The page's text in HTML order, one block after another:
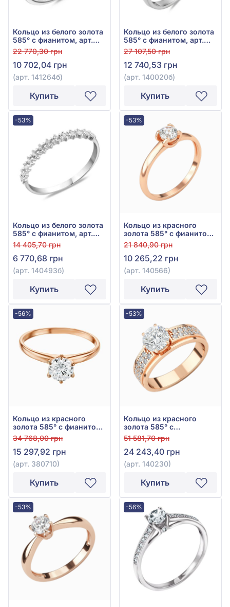
Кольцо из белого золота
585° с фианитом, арт.
141264б
22 770,30 грн
10 702,04 грн
(арт. 141264б)
Купить
Кольцо из белого золота
585° с фианитом, арт.
140020б
27 107,50 грн
12 740,53 грн
(арт. 140020б)
Купить
-53%
Кольцо из белого золота
585° с фианитом, арт.
140493б
14 405,70 грн
6 770,68 грн
(арт. 140493б)
Купить
-53%
Кольцо из красного
золота 585° с фианитом,
арт. 140566
21 840,90 грн
10 265,22 грн
(арт. 140566)
Купить
-56%
Кольцо из красного
золота 585° с фианитом,
арт. 380710
34 768,00 грн
15 297,92 грн
(арт. 380710)
Купить
-53%
Кольцо из красного
золота 585° с
куб.окс.циркония, арт.
140230
51 581,70 грн
24 243,40 грн
(арт. 140230)
Купить
-53% -56%